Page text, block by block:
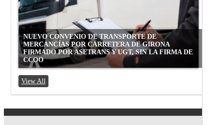
NUEVO CONVENIO DE TRANSPORTE DE
MERCANCÍAS POR CARRETERA DE GIRONA
FIRMADO POR ASETRANS Y UGT, SIN LA FIRMA DE
CCOO
View All